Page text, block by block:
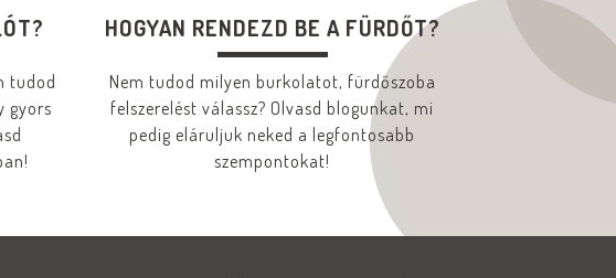
tudod
gyors
HOGYAN RENDEZD BE A FÜRDŐT?
Nem tudod milyen burkolatot, fürdőszoba
felszerelést válassz? Olvasd blogunkat, mi
pedig eláruljuk neked a legfontosabb
szempontokat!